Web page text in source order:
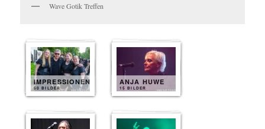
Wave Gotik Treffen
IMPRESSIONEN
50 BILDER
ANJA HUWE
15 BILDER